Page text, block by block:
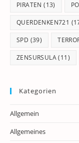
PIRATEN (13)
QUERDENKEN721
SPD (39)
ZENSURSULA(11)
Kategorien
Allgemein
Allgemeines